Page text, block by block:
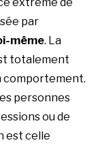
par
même. La
totalement
comportement.
personnes
ou de
est celle